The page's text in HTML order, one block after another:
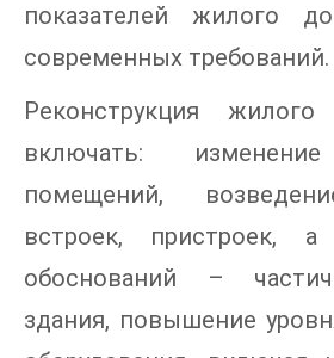
показателей жилого
современных требований.
Реконструкция
включать:
помещений,
встроек, пристроек,
обоснований –
здания, повышение